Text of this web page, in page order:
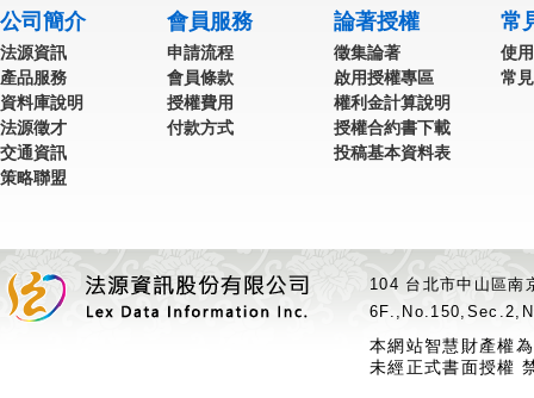
公司簡介
法源資訊
產品服務
資料庫說明
法源徵才
交通資訊
策略聯盟
會員服務
申請流程
會員條款
授權費用
付款方式
論著授權
徵集論著
啟用授權專區
權利金計算說明
授權合約書下載
投稿基本資料表
常
使
常
104 台北市中山區
本網站智慧財產權
未經正式書面授權